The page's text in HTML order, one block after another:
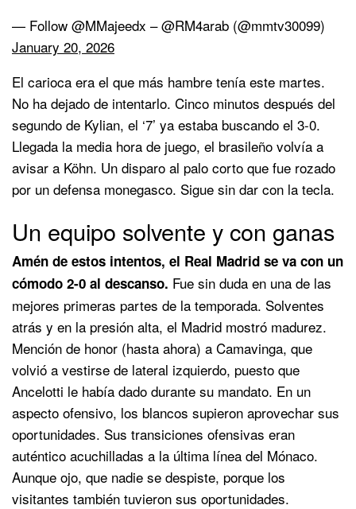
— Follow @MMajeedx – @RM4arab (@mmtv30099)
January 20, 2026
El carioca era el que más hambre tenía este martes.
No ha dejado de intentarlo. Cinco minutos después del
segundo de Kylian, el ‘7’ ya estaba buscando el 3-0.
Llegada la media hora de juego, el brasileño volvía a
avisar a Köhn. Un disparo al palo corto que fue rozado
por un defensa monegasco. Sigue sin dar con la tecla.
Un equipo solvente y con ganas
Amén de estos intentos, el Real Madrid se va con un
cómodo 2-0 al descanso. Fue sin duda en una de las
mejores primeras partes de la temporada. Solventes
atrás y en la presión alta, el Madrid mostró madurez.
Mención de honor (hasta ahora) a Camavinga, que
volvió a vestirse de lateral izquierdo, puesto que
Ancelotti le había dado durante su mandato. En un
aspecto ofensivo, los blancos supieron aprovechar sus
oportunidades. Sus transiciones ofensivas eran
auténtico acuchilladas a la última línea del Mónaco.
Aunque ojo, que nadie se despiste, porque los
visitantes también tuvieron sus oportunidades.